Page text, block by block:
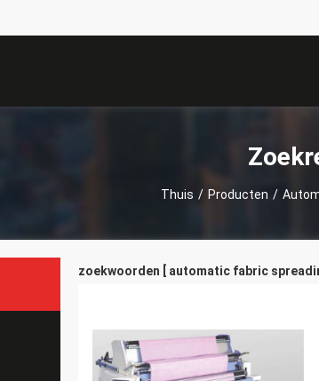
Thuis / Producten /
zoekwoorden [ automatic fabric